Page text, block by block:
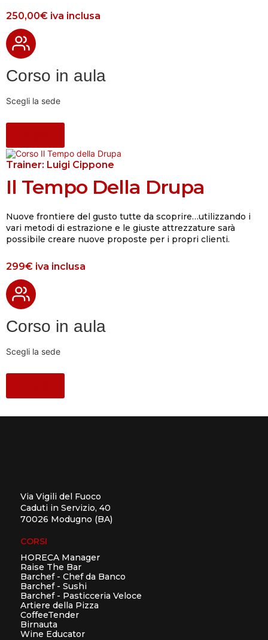
250,00€ iva inclusa
Corso in aula
Scegli la sede
Trainer: Luigi Cippone
Il Tempo Della Drupa
Nuove frontiere del gusto tutte da scoprire…utilizzando i
vari metodi di estrazione e le giuste attrezzature sarà
possibile creare nuove proposte per i propri clienti.
299€ iva inclusa
Corso in aula
Scegli la sede
Via Vigili del Fuoco
Caduti in Servizio, 40
70026 Modugno (BA)
CORSI
HORECA Manager
Raise The Bar
Barchef - Chef da Banco
Barchef - Sushi
Barchef - Pasticceria Veloce
Artiere della Pizza
CoffeeTender
Birnauta
Wine Educator